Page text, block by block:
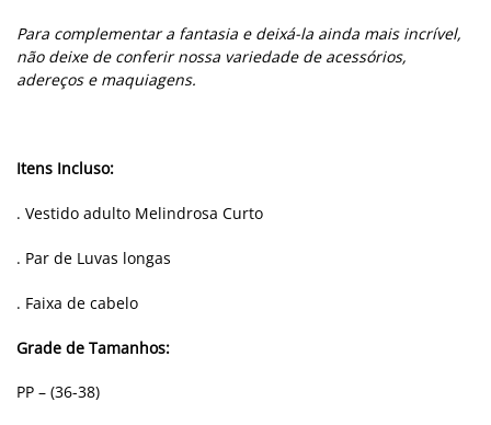
Para complementar a fantasia e deixá-la ainda mais incrível,
não deixe de conferir nossa variedade de acessórios,
adereços e maquiagens.
Itens Incluso:
. Vestido adulto Melindrosa Curto
. Par de Luvas longas
. Faixa de cabelo
Grade de Tamanhos:
PP – (36-38)